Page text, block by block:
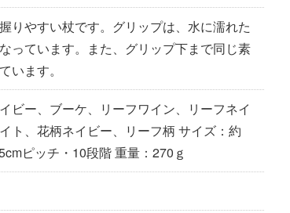
りやすい杖です。グリップは、水に濡れた
っています。また、グリップ下まで同じ素
います。
ビー、ブーケ、リーフワイン、リーフネイ
ト、花柄ネイビー、リーフ柄 サイズ：約
ピッチ・10段階 重量：270ｇ